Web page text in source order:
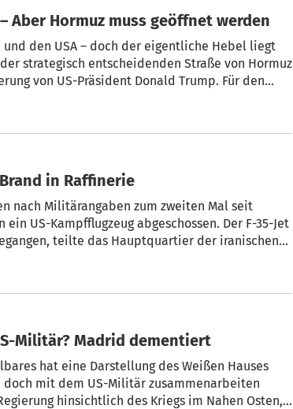
Aber Hormuz muss geöffnet werden
und den USA – doch der eigentliche Hebel liegt
strategisch entscheidenden Straße von Hormuz
von US-Präsident Donald Trump. Für den
in Raffinerie
nach Militärangaben zum zweiten Mal seit
US-Kampfflugzeug abgeschossen. Der F-35-Jet
teilte das Hauptquartier der iranischen
Militär? Madrid dementiert
hat eine Darstellung des Weißen Hauses
mit dem US-Militär zusammenarbeiten
hinsichtlich des Kriegs im Nahen Osten,